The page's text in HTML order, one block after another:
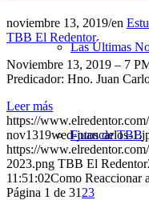
Las Últimas
Fotos de TBB
noviembre 13, 2019/en
TBB El Redentor
Noviembre 13, 2019 – 7
Predicador: Hno. Juan
Leer más
https://
nov1319wed-juancarlos-
https://
2023.png TBB El Redentor
11:51:02Como Reaccionar
Página 1 de 31 23